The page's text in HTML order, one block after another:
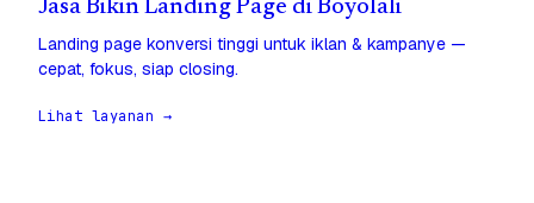
Jasa Bikin Landing Page di Boyolali
Landing page konversi tinggi untuk iklan & kampanye —
cepat, fokus, siap closing.
Lihat layanan →